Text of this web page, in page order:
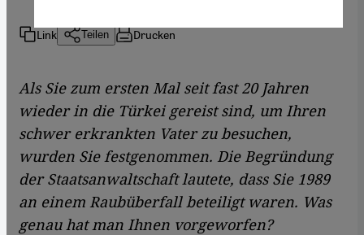
Link Teilen Drucken
Als Sie zum ersten Mal seit fast 20 Jahren
wieder in die Türkei gereist sind, um Ihren
schwer erkrankten Vater zu besuchen,
wurden Sie festgenommen. Die Begründung
der Staatsanwaltschaft lautete, dass Sie 1989
an einem Raubüberfall beteiligt waren. Was
genau hat man Ihnen vorgeworfen?